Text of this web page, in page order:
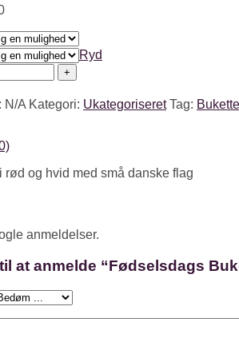
Ryd
N/A Kategori: Ukategoriseret Tag:
rød og hvid med små danske flag
anmeldelser.
at anmelde “Fødselsdags